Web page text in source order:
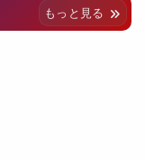
もっと見る